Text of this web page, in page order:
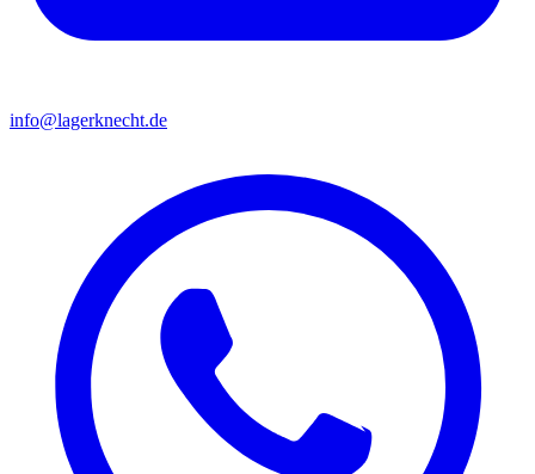
info@lagerknecht.de